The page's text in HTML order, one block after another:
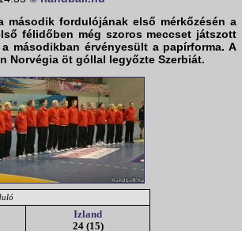
második fordulójának első mérkőzésén a
félidőben még szoros meccset játszott
másodikban érvényesült a papírforma. A
Norvégia öt góllal legyőzte Szerbiát.
Izland
24 (15)